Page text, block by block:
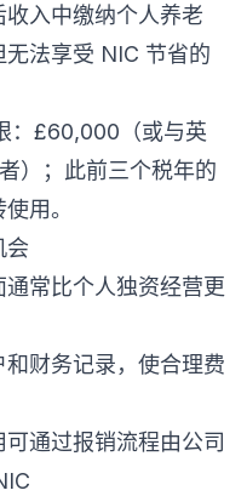
入中缴纳个人养老
法享受 NIC 节省的
：£60,000（或与英
）；此前三个税年的
用。
会
常比个人独资经营更
财务记录，使合理费
通过报销流程由公司